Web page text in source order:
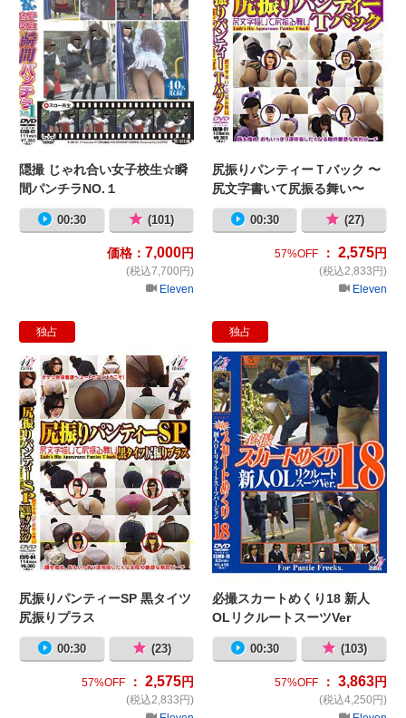
隠撮 じゃれ合い女子校生☆瞬
間パンチラNO.１
00:30 (101)
価格： 7,000円
(税込7,700円)
Eleven
尻振りパンティーＴバック 〜
尻文字書いて尻振る舞い〜
00:30 (27)
57%OFF： 2,575円
(税込2,833円)
Eleven
独占
尻振りパンティーSP 黒タイツ尻振
尻振りパンティーSP 黒タイツ
尻振りプラス
00:30 (23)
57%OFF ： 2,575円
(税込2,833円)
独占
必
必撮スカートめくり18 新人
OLリクルートスーツVer
00:30 (103)
57%OFF： 3,863円
(税込4,250円)